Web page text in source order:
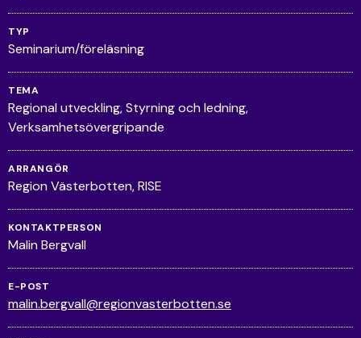
TYP
Seminarium/föreläsning
TEMA
Regional utveckling Styrning och ledning
Verksamhetsövergripande
ARRANGÖR
Region Västerbotten, RISE
KONTAKTPERSON
Malin Bergvall
E-POST
malin.bergvall@regionvasterbotten.se